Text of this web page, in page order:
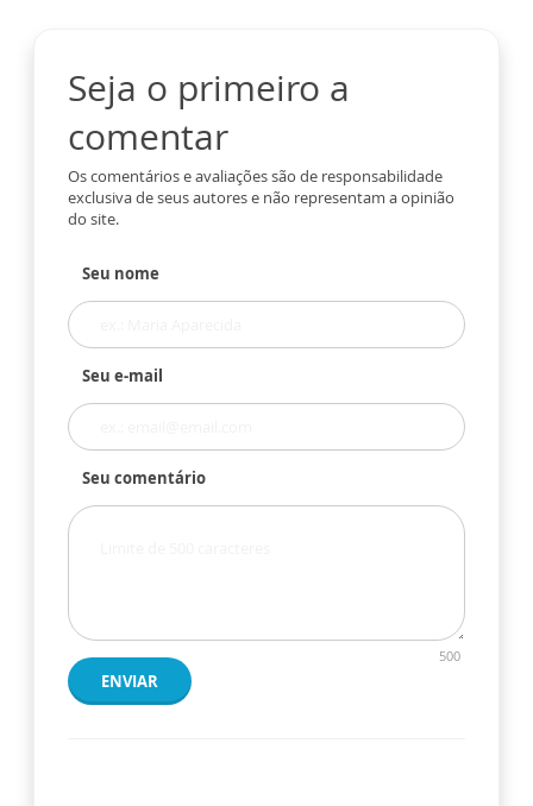
Seja o primeiro a
comentar
Os comentários e avaliações são de responsabilidade
exclusiva de seus autores e não representam a opinião
do site.
Seu nome
Seu e-mail
Seu comentário
500
ENVIAR